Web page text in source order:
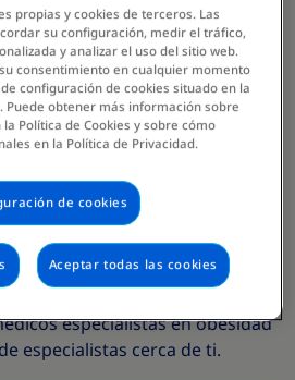
especialista en
quiera que
estés
especialistas en obesidad
especialistas cerca de ti.
propias y cookies de terceros. Las
su configuración, medir el tráfico,
y analizar el uso del sitio web.
consentimiento en cualquier momento
configuración de cookies situado en la
obtener más información sobre
Política de Cookies y sobre cómo
en la Política de Privacidad.
de cookies
Aceptar todas las cookies